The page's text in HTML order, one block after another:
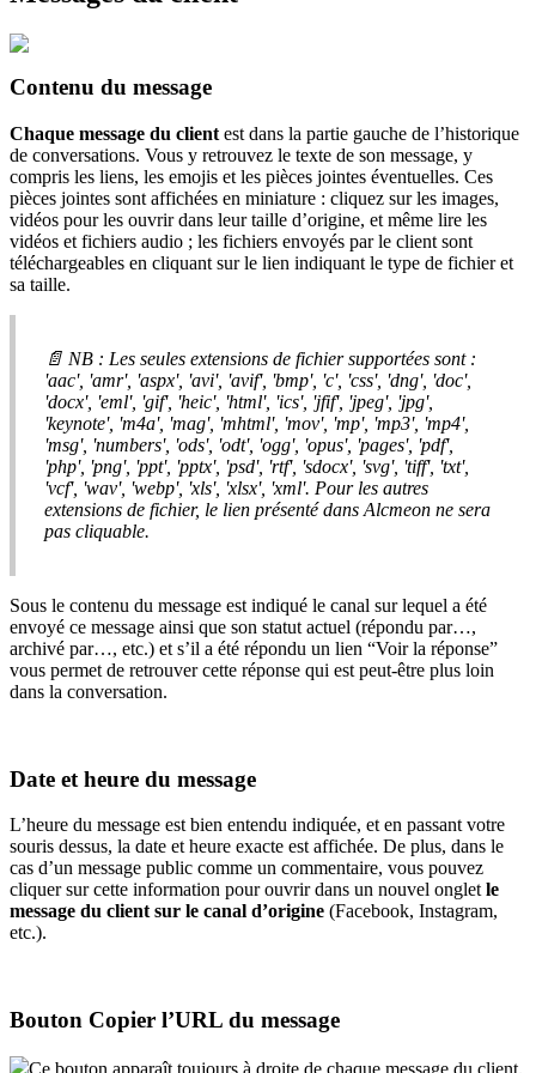
Contenu du message
Chaque message du client est dans la partie gauche de l’historique
de conversations. Vous y retrouvez le texte de son message, y
compris les liens, les emojis et les pièces jointes éventuelles. Ces
pièces jointes sont affichées en miniature : cliquez sur les images,
vidéos pour les ouvrir dans leur taille d’origine, et même lire les
vidéos et fichiers audio ; les fichiers envoyés par le client sont
téléchargeables en cliquant sur le lien indiquant le type de fichier et
sa taille.
 NB : Les seules extensions de fichier supportées sont :
'aac', 'amr', 'aspx', 'avi', 'avif', 'bmp', 'c', 'css', 'dng', 'doc',
'docx', 'eml', 'gif', 'heic', 'html', 'ics', 'jfif', 'jpeg', 'jpg',
'keynote', 'm4a', 'mag', 'mhtml', 'mov', 'mp', 'mp3', 'mp4',
'msg', 'numbers', 'ods', 'odt', 'ogg', 'opus', 'pages', 'pdf',
'php', 'png', 'ppt', 'pptx', 'psd', 'rtf', 'sdocx', 'svg', 'tiff', 'txt',
'vcf', 'wav', 'webp', 'xls', 'xlsx', 'xml'. Pour les autres
extensions de fichier, le lien présenté dans Alcmeon ne sera
pas cliquable.
Sous le contenu du message est indiqué le canal sur lequel a été
envoyé ce message ainsi que son statut actuel (répondu par…,
archivé par…, etc.) et s’il a été répondu un lien “Voir la réponse”
vous permet de retrouver cette réponse qui est peut-être plus loin
dans la conversation.
Date et heure du message
L’heure du message est bien entendu indiquée, et en passant votre
souris dessus, la date et heure exacte est affichée. De plus, dans le
cas d’un message public comme un commentaire, vous pouvez
cliquer sur cette information pour ouvrir dans un nouvel onglet le
message du client sur le canal d’origine (Facebook, Instagram,
etc.).
Bouton Copier l’URL du message
Ce bouton apparaît toujours à droite de chaque message du client.